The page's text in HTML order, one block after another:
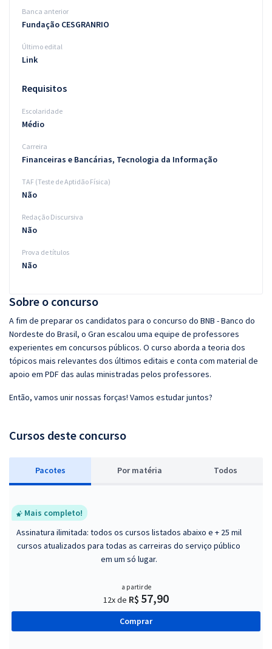
Sobre o concurso
A fim de preparar os candidatos para o concurso do BNB - Banco do
Nordeste do Brasil, o Gran escalou uma equipe de professores
experientes em concursos públicos. O curso aborda a teoria dos
tópicos mais relevantes dos últimos editais e conta com material de
apoio em PDF das aulas ministradas pelos professores.
Então, vamos unir nossas forças! Vamos estudar juntos?
Cursos deste concurso
Pacotes Por matéria Todos
Mais completo!
Assinatura ilimitada: todos os cursos listados abaixo e + 25 mil
cursos atualizados para todas as carreiras do serviço público
em um só lugar.
a partir de
12x de R$ 57,90
Comprar
Banca anterior
Fundação CESGRANRIO
Último edital
Link
Requisitos
Escolaridade
Médio
Carreira
Financeiras e Bancárias, Tecnologia da Informação
TAF (Teste de Aptidão Física)
Não
Redação Discursiva
Não
Prova de títulos
Não